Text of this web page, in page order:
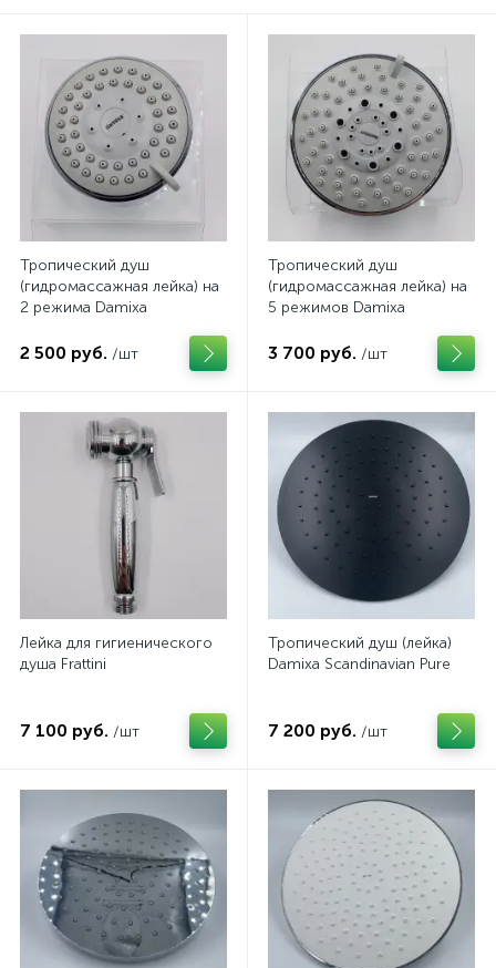
Тропический душ
(гидромассажная лейка) на
2 режима Damixa
2 500 руб. /шт
Тропический душ
(гидромассажная лейка) на
5 режимов Damixa
3 700 руб. /шт
Лейка для гигиенического
душа Frattini
7 100 руб. /шт
Тропический душ (лейка)
Damixa Scandinavian Pure
7 200 руб. /шт